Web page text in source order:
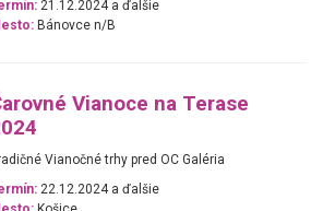
21.12.2024 a ďalšie
Bánovce n/B
Vianoce na Terase
Vianočné trhy pred OC Galéria
22.12.2024 a ďalšie